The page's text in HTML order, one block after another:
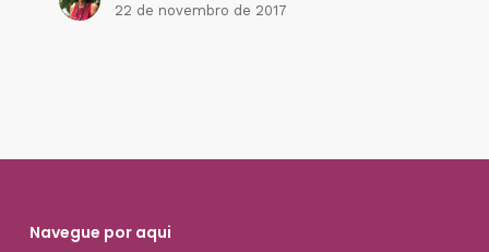
22 de novembro de 2017
Navegue por aqui